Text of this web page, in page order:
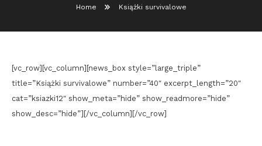
Home Książki survivalowe
[vc_row][vc_column][news_box style=”large_triple”
title=”Książki survivalowe” number=”40″ excerpt_length=”20″
cat=”ksiazki12″ show_meta=”hide” show_readmore=”hide”
show_desc=”hide”][/vc_column][/vc_row]